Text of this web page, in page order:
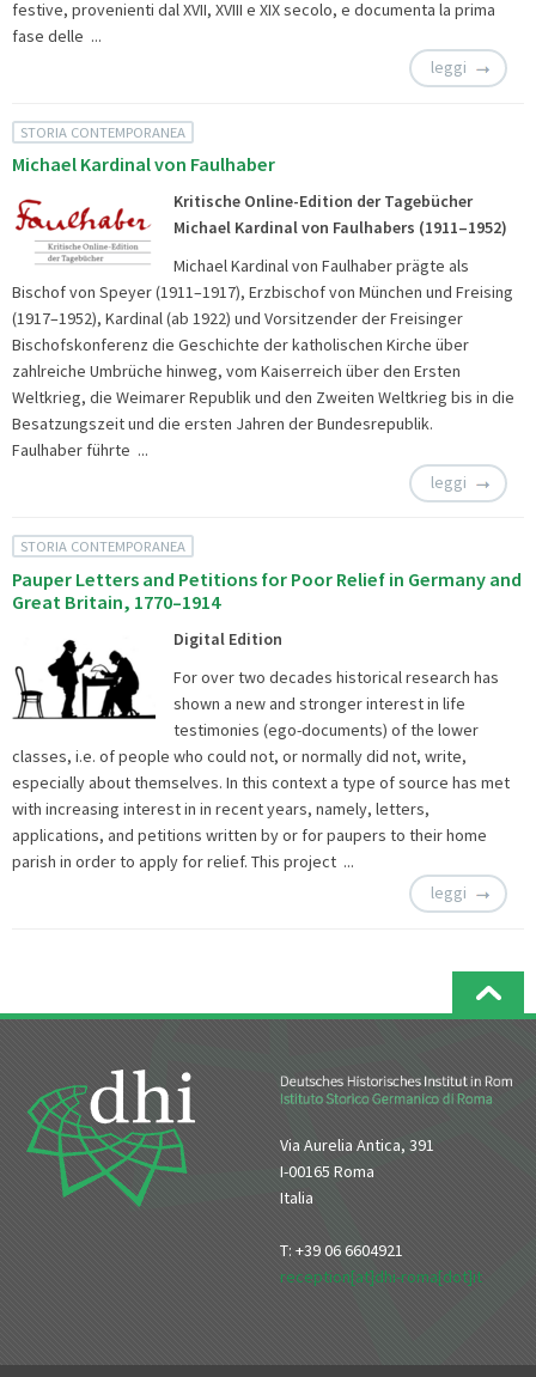
festive, provenienti dal XVII, XVIII e XIX secolo, e documenta la prima
fase delle ...
leggi
STORIA CONTEMPORANEA
Michael Kardinal von Faulhaber
Kritische Online-Edition der Tagebücher
Michael Kardinal von Faulhabers (1911–1952)
Michael Kardinal von Faulhaber prägte als
Bischof von Speyer (1911–1917), Erzbischof von München und Freising
(1917–1952), Kardinal (ab 1922) und Vorsitzender der Freisinger
Bischofskonferenz die Geschichte der katholischen Kirche über
zahlreiche Umbrüche hinweg, vom Kaiserreich über den Ersten
Weltkrieg, die Weimarer Republik und den Zweiten Weltkrieg bis in die
Besatzungszeit und die ersten Jahren der Bundesrepublik.
Faulhaber führte ...
leggi
STORIA CONTEMPORANEA
Pauper Letters and Petitions for Poor Relief in Germany and
Great Britain, 1770–1914
Digital Edition
For over two decades historical research has
shown a new and stronger interest in life
testimonies (ego-documents) of the lower
classes, i.e. of people who could not, or normally did not, write,
especially about themselves. In this context a type of source has met
with increasing interest in in recent years, namely, letters,
applications, and petitions written by or for paupers to their home
parish in order to apply for relief. This project ...
leggi
Via Aurelia Antica, 391
I-00165 Roma
Italia
T: +39 06 6604921
reception[at]dhi-roma[dot]it